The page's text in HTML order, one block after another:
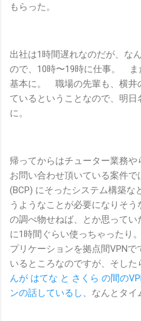
もらった。
出社は1時間遅れなのだが、な
ので、10時〜19時に仕事。 ま
基本に。 職場の先輩も、横井
ているということなので、明
に。
帰ってからはチューター業務
お問い合わせ頂いている案件
(BCP) にそったシステム構築な
うようなことが必要になりそ
の調べ物せねば、とか思って
に1時間ぐらい使っちゃったり
プリケーションを拠点間VPN
いるところなのですが、そした
んが はてな と さくら の間の
ンの話しているし
、なんとタ